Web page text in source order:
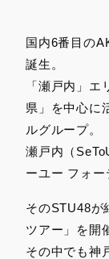
国内6番目の
誕生。
「瀬戸内」
県」を中心に
ルグループ。
瀬戸内（
ーユー フォー
そのSTU48が
ツアー」を開
その中でも神